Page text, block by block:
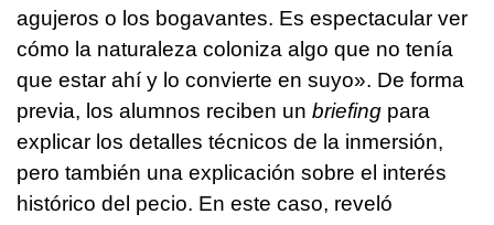
agujeros o los bogavantes. Es espectacular ver
cómo la naturaleza coloniza algo que no tenía
que estar ahí y lo convierte en suyo». De forma
previa, los alumnos reciben un briefing para
explicar los detalles técnicos de la inmersión,
pero también una explicación sobre el interés
histórico del pecio. En este caso, reveló